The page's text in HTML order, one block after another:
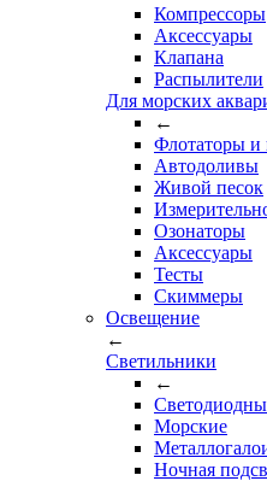
Компрессоры
Аксессуары
Клапана
Распылители
Для морских
←
Флотаторы
Автодоливы
Живой песок
Озонаторы
Аксессуары
Тесты
Cкиммеры
Освещение
←
Светильники
←
Морские
Ночная